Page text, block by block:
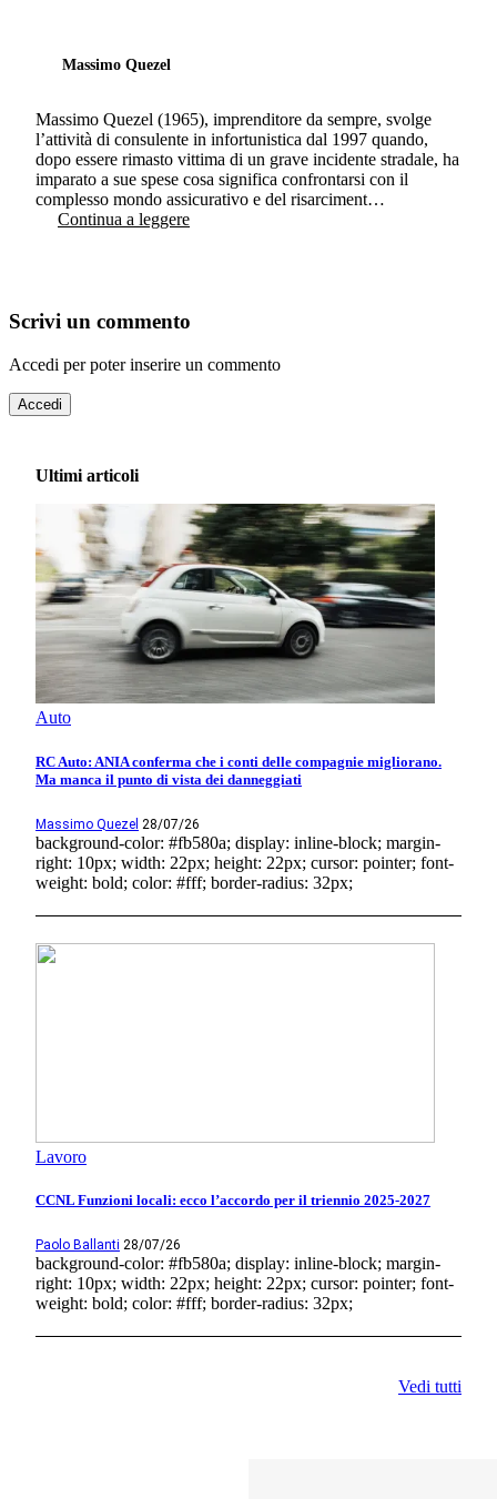
Massimo Quezel
Massimo Quezel (1965), imprenditore da sempre, svolge
l’attività di consulente in infortunistica dal 1997 quando,
dopo essere rimasto vittima di un grave incidente stradale, ha
imparato a sue spese cosa significa confrontarsi con il
complesso mondo assicurativo e del risarciment…
Continua a leggere
Scrivi un commento
Accedi per poter inserire un commento
Accedi
Ultimi articoli
Auto
RC Auto: ANIA conferma che i conti delle compagnie migliorano.
Ma manca il punto di vista dei danneggiati
Massimo Quezel 28/07/26
background-color: #fb580a; display: inline-block; margin-
right: 10px; width: 22px; height: 22px; cursor: pointer; font-
weight: bold; color: #fff; border-radius: 32px;
Lavoro
CCNL Funzioni locali: ecco l’accordo per il triennio 2025-2027
Paolo Ballanti 28/07/26
background-color: #fb580a; display: inline-block; margin-
right: 10px; width: 22px; height: 22px; cursor: pointer; font-
weight: bold; color: #fff; border-radius: 32px;
Vedi tutti